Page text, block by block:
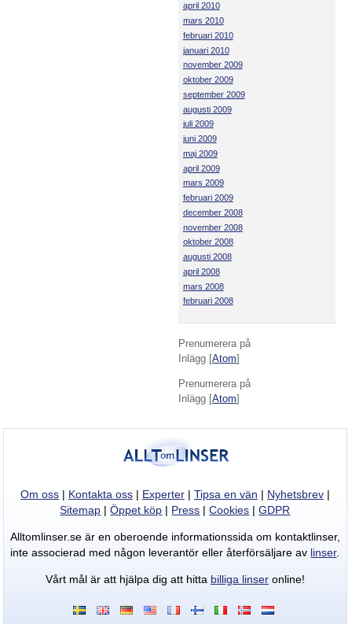
april 2010
mars 2010
februari 2010
januari 2010
november 2009
oktober 2009
september 2009
augusti 2009
juli 2009
juni 2009
maj 2009
april 2009
mars 2009
februari 2009
december 2008
november 2008
oktober 2008
augusti 2008
april 2008
mars 2008
februari 2008
Prenumerera på
Inlägg [Atom]
Prenumerera på
Inlägg [Atom]
Om oss| Kontakta oss| Experter| Tipsa en vän | Nyhetsbrev|
Sitemap |Öppet köp | Press |Cookies |GDPR
Alltomlinser.se är en oberoende informationssida om kontaktlinser,
inte associerad med någon leverantör eller återförsäljare av linser.
Vårt mål är att hjälpa dig att hitta billiga linseronline!